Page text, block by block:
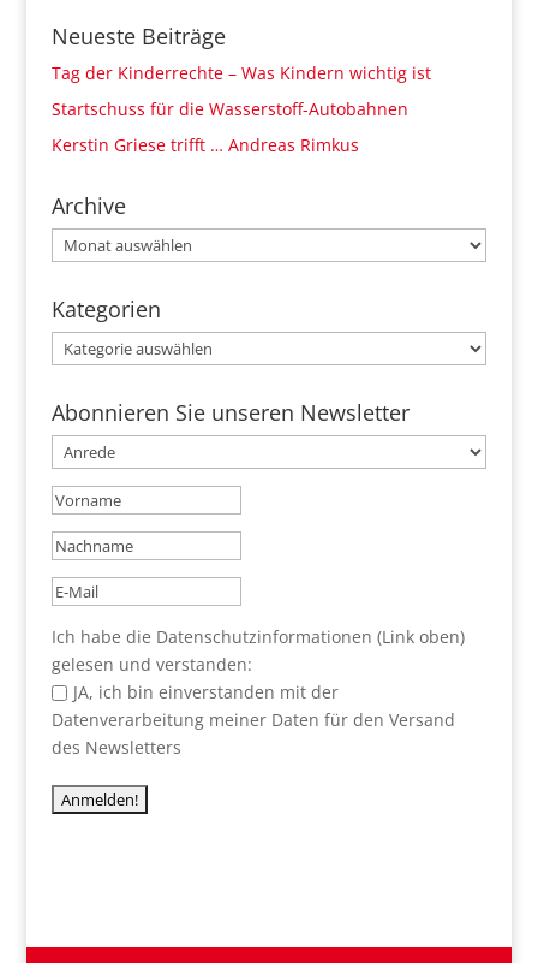
Neueste Beiträge
Tag der Kinderrechte – Was Kindern wichtig ist
Startschuss für die Wasserstoff-Autobahnen
Kerstin Griese trifft … Andreas Rimkus
Archive
Archive
Kategorien
Kategorien
Abonnieren Sie unseren Newsletter
Ich habe die Datenschutzinformationen (Link oben)
gelesen und verstanden:
JA, ich bin einverstanden mit der
Datenverarbeitung meiner Daten für den Versand
des Newsletters